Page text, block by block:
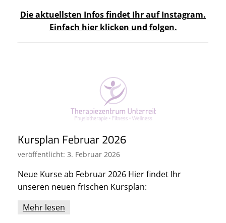
Die aktuellsten Infos findet Ihr auf Instagram.
Einfach hier klicken und folgen.
Kursplan Februar 2026
veröffentlicht: 3. Februar 2026
Neue Kurse ab Februar 2026 Hier findet Ihr
unseren neuen frischen Kursplan:
Mehr lesen